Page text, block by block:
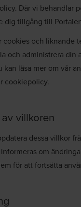
. Där vi behandlar
dig tillgång till
cookies och liknande
och administrera din
kan läsa mer om vår
cookiepolicy.
villkoren
dessa villkor
om
för att fortsätta